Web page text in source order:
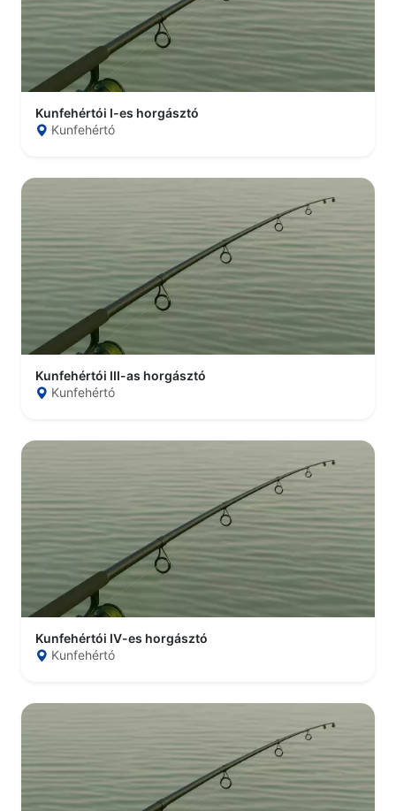
Kunfehértói I-es horgásztó
Kunfehértó
Kunfehértói III-as horgásztó
Kunfehértó
Kunfehértói IV-es horgásztó
Kunfehértó